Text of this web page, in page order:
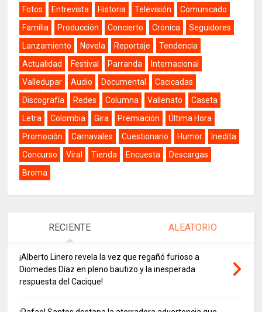
Fotos
Entrevista Historia Televisión
Comunicado
Familia
Producción Concierto Crónica
Seguidores
Lanzamiento
Novela Reportaje
Tendencia
Actualidad
Festival Parranda
Internacional
Valledupar
Audio Documental
Cacicadas
Discografía
Redes Columna Vallenato
Caseta
Letra
Colombia Gira Premiación
Última Hora
Promoción
Carnavales Cuestionario Humor
Inedita
Concurso
Viral Tienda Encuesta
Descargas
Broma
RECIENTE ALEATORIO
¡Alberto Linero revela la vez que regañó furioso a
Diomedes Díaz en pleno bautizo y la inesperada
respuesta del Cacique!